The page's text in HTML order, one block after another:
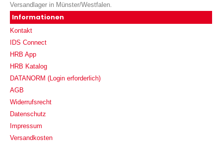
Versandlager in Münster/Westfalen.
Informationen
Kontakt
IDS Connect
HRB App
HRB Katalog
DATANORM (Login erforderlich)
AGB
Widerrufsrecht
Datenschutz
Impressum
Versandkosten